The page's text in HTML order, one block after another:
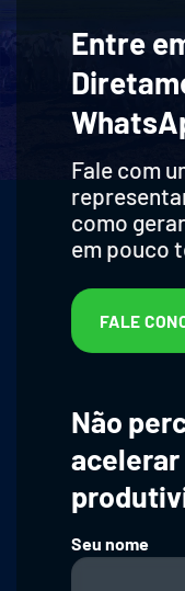
Entre
Fale com
como
em pouco
FALE
Não
acelerar
Seu nome